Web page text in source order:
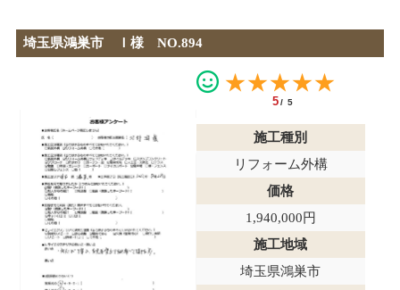
埼玉県鴻巣市 Ｉ様 NO.894
★★★★★
5/5
施工種別
リフォーム外構
価格
1,940,000円
施工地域
埼玉県鴻巣市